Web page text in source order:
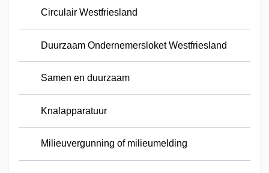
Circulair Westfriesland
Duurzaam Ondernemersloket Westfriesland
Samen en duurzaam
Knalapparatuur
Milieuvergunning of milieumelding